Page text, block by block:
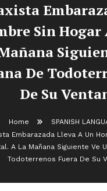
Sin
De
De Su
Home
SPANISH
Embarazada Lleva A Un
A La Mañana Siguiente Ve
Todoterrenos Fuera De Su